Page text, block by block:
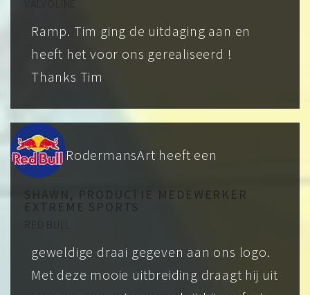
Ramp. Tim ging de uitdaging aan en
heeft het voor ons gerealiseerd !
Thanks Tim
SHAWN, PRODUCTIE MEDEWERKER
EXTREME SPORTS
RED BULL
RodermansArt heeft een
geweldige draai gegeven aan ons logo.
Met deze mooie uitbreiding draagt hij uit